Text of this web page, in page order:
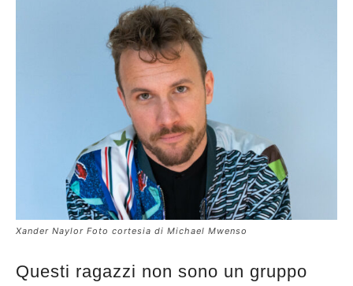
Xander Naylor Foto cortesia di Michael Mwenso
Questi ragazzi non sono un gruppo